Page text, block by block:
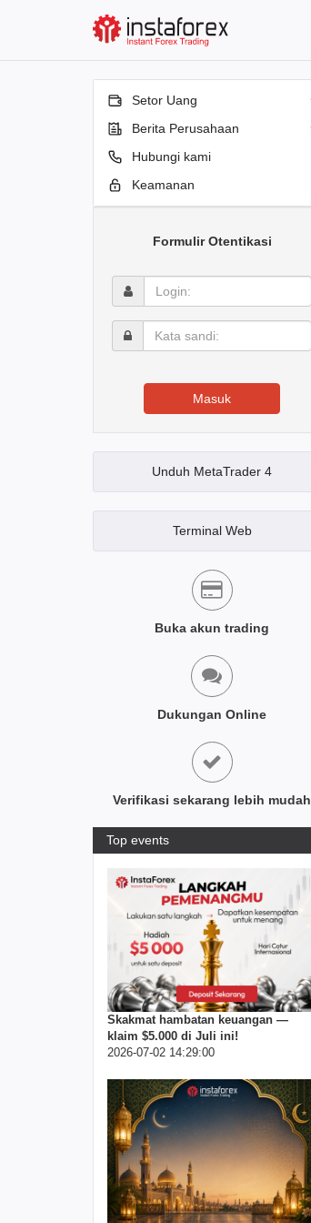
Setor Uang
Berita Perusahaan
Hubungi kami
Keamanan
Formulir Otentikasi
Login:
Kata
sandi:
Masuk
Unduh MetaTrader 4
Terminal Web
Buka akun trading
Dukungan Online
Verifikasi sekarang lebih mudah
Top events
Skakmat hambatan keuangan —
klaim $5.000 di Juli ini!
2026-07-02 14:29:00